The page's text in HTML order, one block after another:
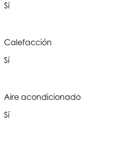
Sí
Calefacción
Sí
Aire acondicionado
Sí